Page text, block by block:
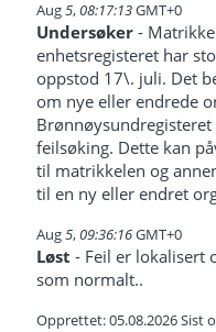
Aug5,08:17:13GMT+0
Undersøker -
enhetsregisteret har
oppstod 17\. juli. Det
om nye eller endrede
feilsøking. Dette kan
til matrikkelen og
til en ny eller endret
Aug5,09:36:16GMT+0
Løst - Feil er lokalisert
som normalt..
Opprettet: 05.08.2026 Sist